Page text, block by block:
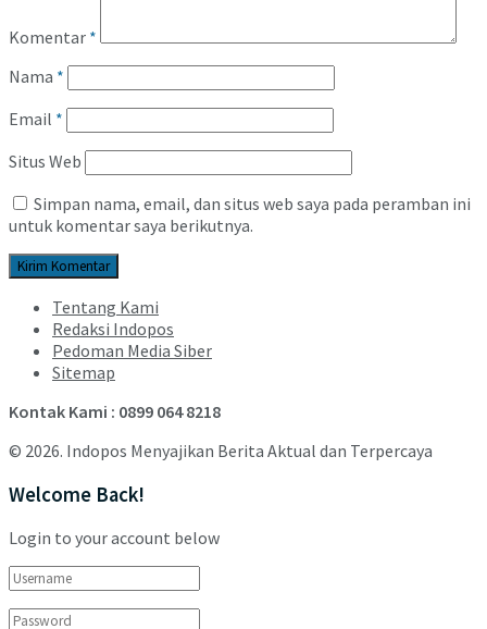
Komentar *
Nama *
Email *
Situs Web
Simpan nama, email, dan situs web saya pada peramban ini
untuk komentar saya berikutnya.
Tentang Kami
Redaksi Indopos
Pedoman Media Siber
Sitemap
Kontak Kami : 0899 064 8218
© 2026. Indopos Menyajikan Berita Aktual dan Terpercaya
Welcome Back!
Login to your account below